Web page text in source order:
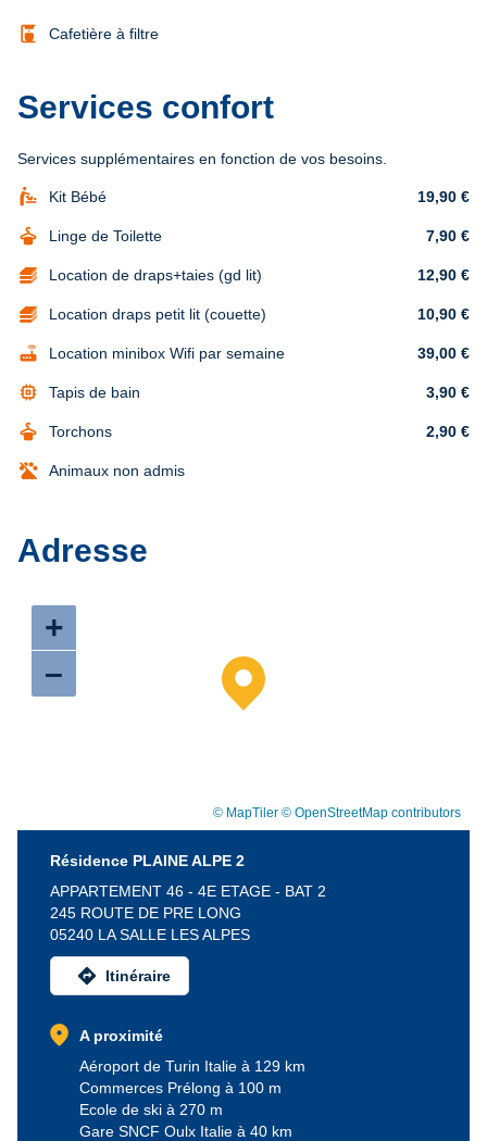
coffee_maker Cafetière à filtre
Services confort
Services supplémentaires en fonction de vos besoins.
baby_changing_station Kit Bébé 19,90 €
dry_cleaning Linge de Toilette 7,90 €
Location de draps+taies (gd lit) 12,90 €
Location draps petit lit (couette) 10,90 €
router Location minibox Wifi par semaine 39,00 €
memory Tapis de bain 3,90 €
dry_cleaning Torchons 2,90 €
Animaux non admis
Adresse
+
–
© MapTiler © OpenStreetMap contributors
Résidence PLAINE ALPE 2
APPARTEMENT 46 - 4E ETAGE - BAT 2
245 ROUTE DE PRE LONG
05240 LA SALLE LES ALPES
directions Itinéraire
location_on
A proximité
Aéroport de Turin Italie à 129 km
Commerces Prélong à 100 m
Ecole de ski à 270 m
Gare SNCF Oulx Italie à 40 km